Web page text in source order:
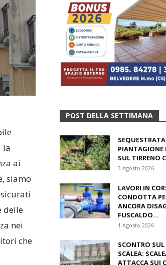
la
ai
siamo
delle
nei
che
POST DELLA SETTIMANA
PIANTAGIONE
SUL TIRRENO
3 Agosto 2026
LAVORI IN
CONDOTTA
ANCORA
FUSCALDO...
1 Agosto 2026
SCONTRO
SCALEA:
ATTACCA SUI